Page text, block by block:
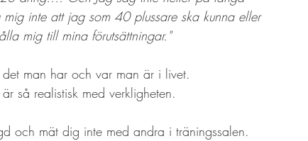
inte att jag som 40 plussare ska kunna eller
mig till mina förutsättningar."
man har och var man är i livet.
så realistisk med verkligheten.
och mät dig inte med andra i träningssalen.